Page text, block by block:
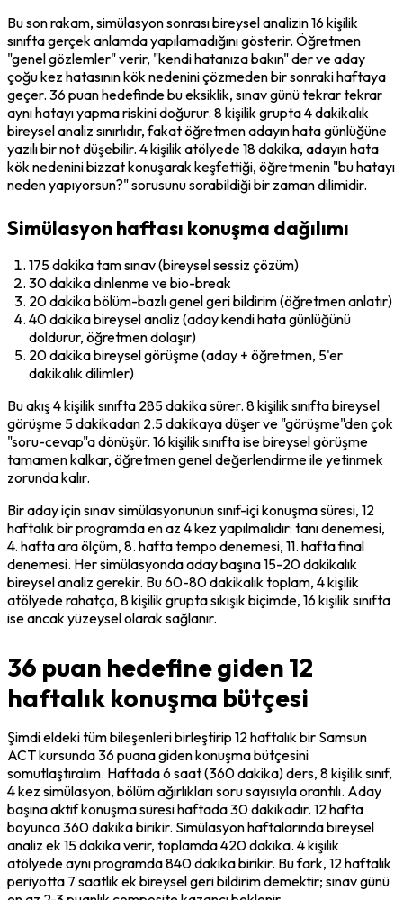
Bu son rakam, simülasyon sonrası bireysel analizin 16 kişilik
sınıfta gerçek anlamda yapılamadığını gösterir. Öğretmen
"genel gözlemler" verir, "kendi hatanıza bakın" der ve aday
çoğu kez hatasının kök nedenini çözmeden bir sonraki haftaya
geçer. 36 puan hedefinde bu eksiklik, sınav günü tekrar tekrar
aynı hatayı yapma riskini doğurur. 8 kişilik grupta 4 dakikalık
bireysel analiz sınırlıdır, fakat öğretmen adayın hata günlüğüne
yazılı bir not düşebilir. 4 kişilik atölyede 18 dakika, adayın hata
kök nedenini bizzat konuşarak keşfettiği, öğretmenin "bu hatayı
neden yapıyorsun?" sorusunu sorabildiği bir zaman dilimidir.
Simülasyon haftası konuşma dağılımı
175 dakika tam sınav (bireysel sessiz çözüm)
30 dakika dinlenme ve bio-break
20 dakika bölüm-bazlı genel geri bildirim (öğretmen anlatır)
40 dakika bireysel analiz (aday kendi hata günlüğünü
doldurur, öğretmen dolaşır)
20 dakika bireysel görüşme (aday + öğretmen, 5'er
dakikalık dilimler)
Bu akış 4 kişilik sınıfta 285 dakika sürer. 8 kişilik sınıfta bireysel
görüşme 5 dakikadan 2.5 dakikaya düşer ve "görüşme"den çok
"soru-cevap"a dönüşür. 16 kişilik sınıfta ise bireysel görüşme
tamamen kalkar, öğretmen genel değerlendirme ile yetinmek
zorunda kalır.
Bir aday için sınav simülasyonunun sınıf-içi konuşma süresi, 12
haftalık bir programda en az 4 kez yapılmalıdır: tanı denemesi,
4. hafta ara ölçüm, 8. hafta tempo denemesi, 11. hafta final
denemesi. Her simülasyonda aday başına 15-20 dakikalık
bireysel analiz gerekir. Bu 60-80 dakikalık toplam, 4 kişilik
atölyede rahatça, 8 kişilik grupta sıkışık biçimde, 16 kişilik sınıfta
ise ancak yüzeysel olarak sağlanır.
36 puan hedefine giden 12
haftalık konuşma bütçesi
Şimdi eldeki tüm bileşenleri birleştirip 12 haftalık bir Samsun
ACT kursunda 36 puana giden konuşma bütçesini
somutlaştıralım. Haftada 6 saat (360 dakika) ders, 8 kişilik sınıf,
4 kez simülasyon, bölüm ağırlıkları soru sayısıyla orantılı. Aday
başına aktif konuşma süresi haftada 30 dakikadır. 12 hafta
boyunca 360 dakika birikir. Simülasyon haftalarında bireysel
analiz ek 15 dakika verir, toplamda 420 dakika. 4 kişilik
atölyede aynı programda 840 dakika birikir. Bu fark, 12 haftalık
periyotta 7 saatlik ek bireysel geri bildirim demektir; sınav günü